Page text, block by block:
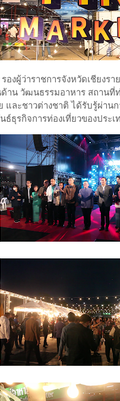
งผู้ว่าราชการจังหวัดเชียงรา
ด้าน วัฒนธรรมอาหาร สถาน
และชาวต่างชาติ ได้รับรู้ผ่า
ธุรกิจการท่องเที่ยวของประ